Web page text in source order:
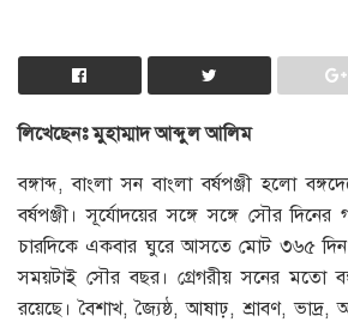
লিখেছেনঃ মুহাম্মাদ আব্দুল আলিম
বঙ্গাব্দ, বাংলা সন বাংলা বর্ষপঞ্জী হলো
বর্ষপঞ্জী। সূর্যোদয়ের সঙ্গে সঙ্গে সৌর
চারদিকে একবার ঘুরে আসতে মোট ৩৬৫
সময়টাই সৌর বছর। গ্রেগরীয় সনের মতো
রয়েছে। বৈশাখ, জ্যৈষ্ঠ, আষাঢ়, শ্রাবণ, ভাদ্র,